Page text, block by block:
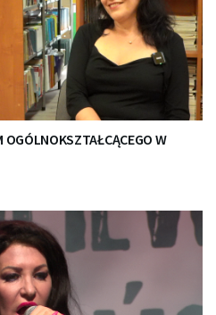
OGÓLNOKSZTAŁCĄCEGO W